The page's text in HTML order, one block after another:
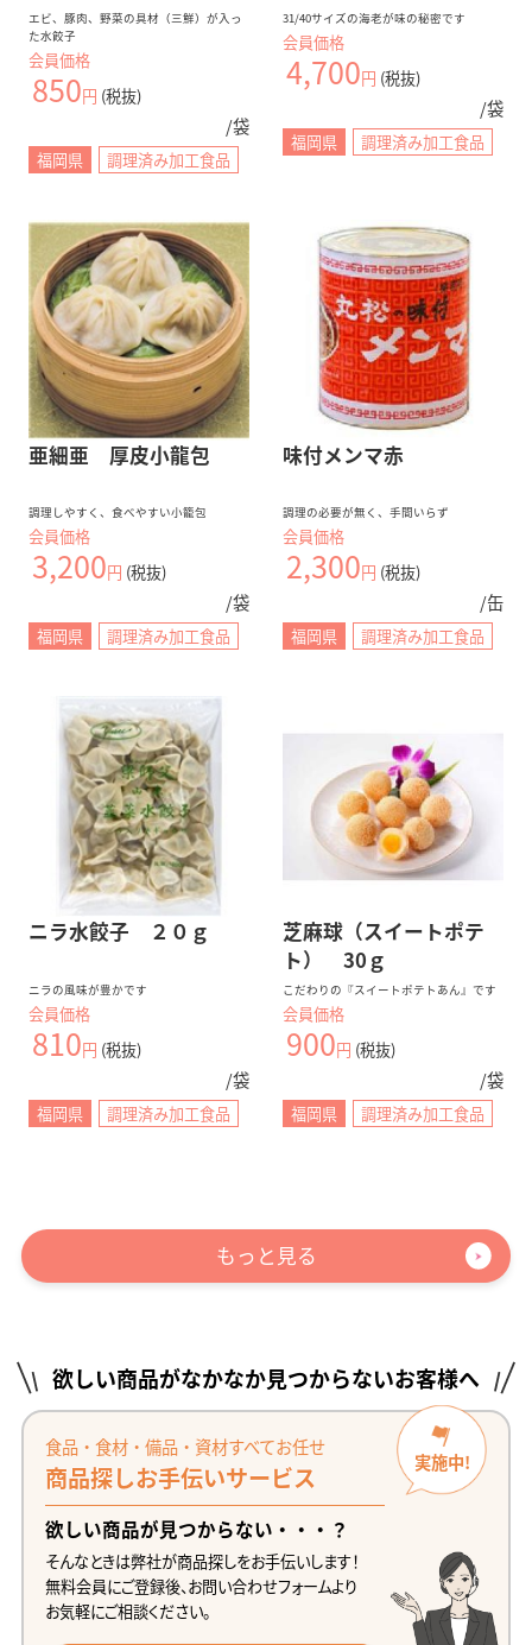
業務用通販サイトBtoB eSmart
会員登録
仕入れ業務 在庫管理 支払い コスト削減
iPhoneをご利用の方（推奨）
PCまたはAndroidでご利用の方はこちらから
SNSのフォロー
SNS公式アカウント一覧
エビ、豚肉、野菜の具材（三鮮）が入っ
た水餃子
会員価格
850円 (税抜)
/袋
福岡県 調理済み加工食品
31/40サイズの海老が味の秘密です
会員価格
4,700円 (税抜)
/袋
福岡県 調理済み加工食品
亜細亜 厚皮小龍包
調理しやすく、食べやすい小籠包
会員価格
3,200円 (税抜)
/袋
福岡県 調理済み加工食品
味付メンマ赤
調理の必要が無く、手間いらず
会員価格
2,300円 (税抜)
/缶
福岡県 調理済み加工食品
ニラ水餃子 ２０ｇ
ニラの風味が豊かです
会員価格
810円 (税抜)
/袋
福岡県 調理済み加工食品
芝麻球（スイートポテ
ト） 30ｇ
こだわりの『スイートポテトあん』です
会員価格
900円 (税抜)
/袋
福岡県 調理済み加工食品
もっと見る
欲しい商品がなかなか見つからないお客様へ
実施中!
食品・食材・備品・資材すべてお任せ
商品探しお手伝いサービス
欲しい商品が見つからない・・・？
そんなときは弊社が商品探しをお手伝いします！
無料会員にご登録後、お問い合わせフォームより
お気軽にご相談ください。